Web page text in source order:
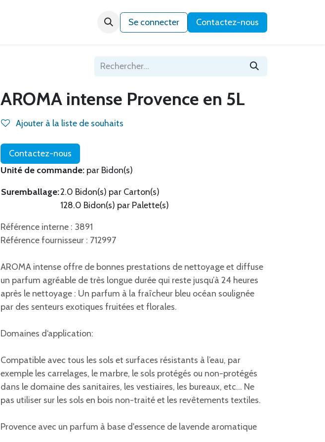
Qui sommes-nous ?
Se connecter Contactez-nous
AROMA intense Provence en 5L
Ajouter à la liste de souhaits
Contactez-nous
Unité de commande: par Bidon(s)
Suremballage:2.0 Bidon(s) par Carton(s)
128.0 Bidon(s) par Palette(s)
Référence interne : 3891
Référence fournisseur : 712997
AROMA intense offre de bonnes prestations de nettoyage et diffuse
un parfum agréable de très longue durée qui reste jusqu’à 24 heures
après le nettoyage : Un parfum à la fraîcheur bleu océan soulignée
par des senteurs exotiques fruitées et florales.
Domaines d‘application:
Compatible avec tous les sols et surfaces résistants à l’eau, par
exemple les carrelages, le marbre, le sols protégés ou non-protégés
dans le domaine des sanitaires, les vestiaires, les bureaux, etc… Ne
pas utiliser sur les sols en bois non-traité et les revêtements textiles.
Provence avec un parfum à base d'essence de lavende aromatique